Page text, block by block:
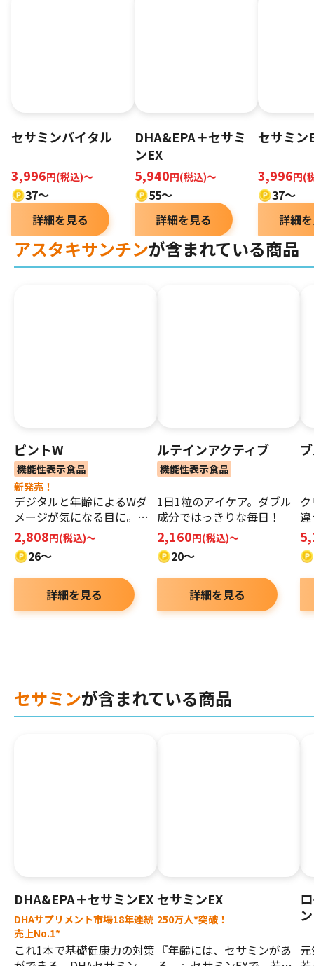
セサミンバイタル
3,996円(税込)〜
37〜
詳細を見る
DHA&EPA＋セサミ
ンEX
5,940円(税込)～
55～
詳細を見る
セサミン
3,996円(
37～
詳細
アスタキサンチンが含まれている商品
ピントW
機能性表示食品
新発売！
デジタルと年齢によるWダ
メージが気になる目に。ピ
ントWとスイスイ快適な毎
日へ！
2,808円(税込)～
26～
詳細を見る
ルテインアクティブ
機能性表示食品
1日1粒のアイケア。ダブル
成分ではっきりな毎日！
2,160円(税込)～
20～
詳細を見る
セサミンが含まれている商品
DHA&EPA＋セサミンEX
DHAサプリメント市場18年連続
売上No.1*
これ1本で基礎健康力の対策
セサミンEX
250万人*突破！
『年齢には、セサミンがあ